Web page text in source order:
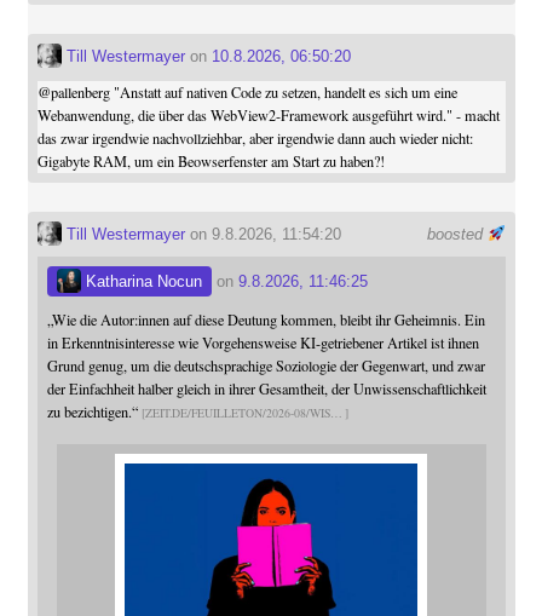
Till Westermayeron 10.8.2026, 06:50:20
@pallenberg"Anstatt auf nativen Code zu setzen, handelt es sich um eine
Webanwendung, die über das WebView2-Framework ausgeführt wird." - macht
das zwar irgendwie nachvollziehbar, aber irgendwie dann auch wieder nicht:
Gigabyte RAM, um ein Beowserfenster am Start zu haben?!
boosted
Till Westermayeron 9.8.2026, 11:54:20
Katharina Nocun on 9.8.2026, 11:46:25
„Wie die Autor:innen auf diese Deutung kommen, bleibt ihr Geheimnis. Ein
in Erkenntnisinteresse wie Vorgehensweise KI-getriebener Artikel ist ihnen
Grund genug, um die deutschsprachige Soziologie der Gegenwart, und zwar
der Einfachheit halber gleich in ihrer Gesamtheit, der Unwissenschaftlichkeit
zu bezichtigen.“ ZEIT.DE/FEUILLETON/2026-08/WIS